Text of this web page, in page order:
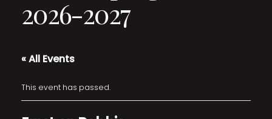
2026-2027
« All Events
This event has passed.